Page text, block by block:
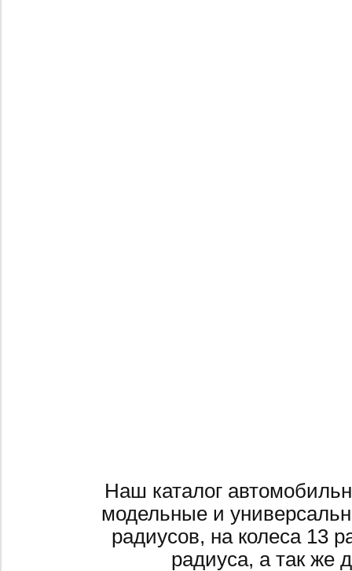
Наш каталог
модельные и
радиусов, на колеса 13
радиуса, а так же